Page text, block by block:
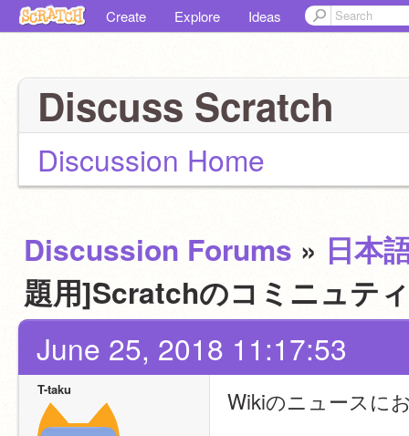
Create Explore Ideas
Discuss Scratch
Discussion Home
Discussion Forums » 日本
題用]Scratchのコミニュテ
June 25, 2018 11:17:53
T-taku Wikiのニュースに